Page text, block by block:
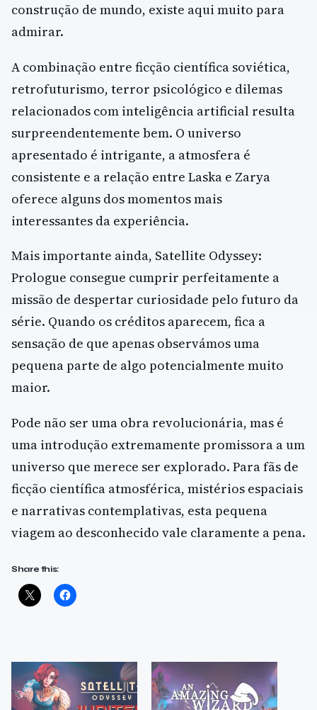
construção de mundo, existe aqui muito para
admirar.
A combinação entre ficção científica soviética,
retrofuturismo, terror psicológico e dilemas
relacionados com inteligência artificial resulta
surpreendentemente bem. O universo
apresentado é intrigante, a atmosfera é
consistente e a relação entre Laska e Zarya
oferece alguns dos momentos mais
interessantes da experiência.
Mais importante ainda, Satellite Odyssey:
Prologue consegue cumprir perfeitamente a
missão de despertar curiosidade pelo futuro da
série. Quando os créditos aparecem, fica a
sensação de que apenas observámos uma
pequena parte de algo potencialmente muito
maior.
Pode não ser uma obra revolucionária, mas é
uma introdução extremamente promissora a um
universo que merece ser explorado. Para fãs de
ficção científica atmosférica, mistérios espaciais
e narrativas contemplativas, esta pequena
viagem ao desconhecido vale claramente a pena.
Share this: